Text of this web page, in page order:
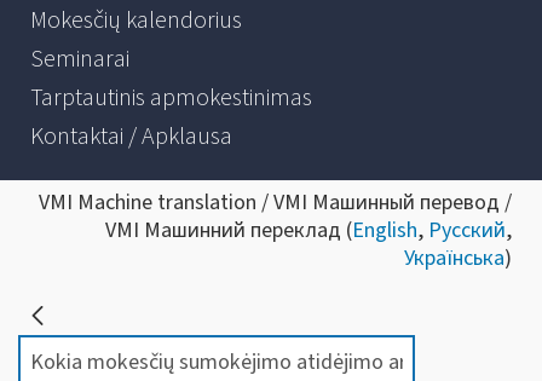
Mokesčių kalendorius
Seminarai
Tarptautinis apmokestinimas
Kontaktai / Apklausa
VMI Machine translation / VMI Машинный перевод /
VMI Машинний переклад (English, Русский,
Українська)